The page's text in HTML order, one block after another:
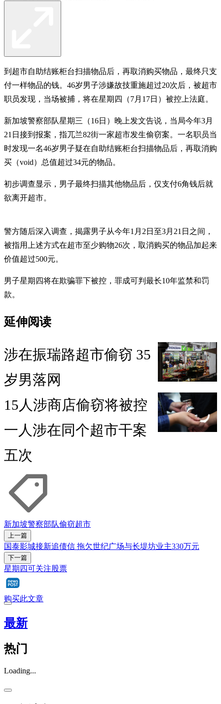
到超市自助结账柜台扫描物品后，再取消购买物品，最终只支
付一样物品的钱。46岁男子涉嫌故技重施超过20次后，被超市
职员发现，当场被捕，将在星期四（7月17日）被控上法庭。
新加坡警察部队星期三（16日）晚上发文告说，当局今年3月
21日接到报案，指兀兰82街一家超市发生偷窃案。一名职员当
时发现一名46岁男子疑在自助结账柜台扫描物品后，再取消购
买（void）总值超过34元的物品。
初步调查显示，男子最终扫描其他物品后，仅支付6角钱后就
欲离开超市。
警方随后深入调查，揭露男子从今年1月2日至3月21日之间，
被指用上述方式在超市至少购物26次，取消购买的物品加起来
价值超过500元。
男子星期四将在欺骗罪下被控，罪成可判最长10年监禁和罚
款。
延伸阅读
涉在振瑞路超市偷窃 35
岁男落网
15人涉商店偷窃将被控
一人涉在同个超市干案
五次
新加坡警察部队偷窃超市
上一篇
国泰影城接新追债信 拖欠世纪广场与长堤坊业主330万元
下一篇
星期四可关注股票
购买此文章
最新
热门
Loading...